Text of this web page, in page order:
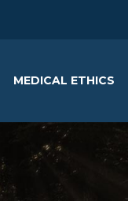
MEDICAL ETHICS